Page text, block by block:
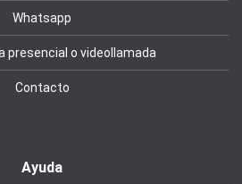
Whatsapp
presencial o videollamada
Contacto
Ayuda